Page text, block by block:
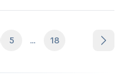
5 ... 18